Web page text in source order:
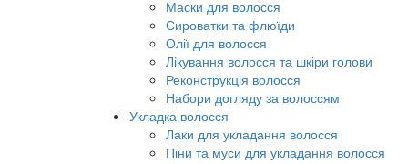
Маски для волосся
Сироватки та флюїди
Олії для волосся
Лікування волосся та шкіри голови
Реконструкція волосся
Набори догляду за волоссям
Укладка волосся
Лаки для укладання волосся
Піни та муси для укладання волосся